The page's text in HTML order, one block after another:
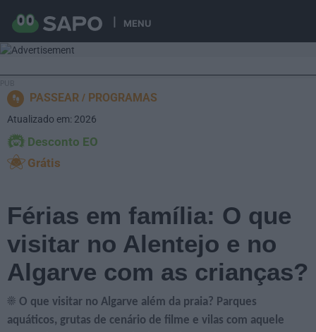
MENU
PASSEAR PROGRAMAS
Desconto EO
Grátis
Férias em família: O que
visitar no Alentejo e no
Algarve com as crianças?
☀️ O que visitar no Algarve além da praia? Parques
aquáticos, grutas de cenário de filme e vilas com aquele
Atualizado em: 2026